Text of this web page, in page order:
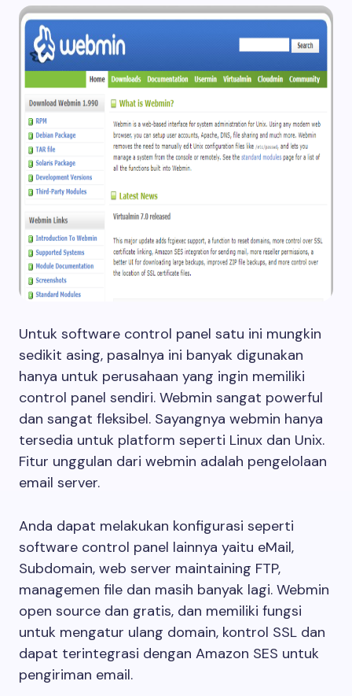
Untuk software control panel satu ini mungkin
sedikit asing, pasalnya ini banyak digunakan
hanya untuk perusahaan yang ingin memiliki
control panel sendiri. Webmin sangat powerful
dan sangat fleksibel. Sayangnya webmin hanya
tersedia untuk platform seperti Linux dan Unix.
Fitur unggulan dari webmin adalah pengelolaan
email server.
Anda dapat melakukan konfigurasi seperti
software control panel lainnya yaitu eMail,
Subdomain, web server maintaining FTP,
managemen file dan masih banyak lagi. Webmin
open source dan gratis, dan memiliki fungsi
untuk mengatur ulang domain, kontrol SSL dan
dapat terintegrasi dengan Amazon SES untuk
pengiriman email.